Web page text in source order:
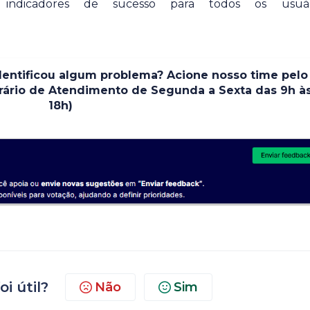
de sucesso para todos os
algum problema? Acione nosso time pelo
de Atendimento de Segunda a Sexta das 9h
18h)
útil? Não Sim